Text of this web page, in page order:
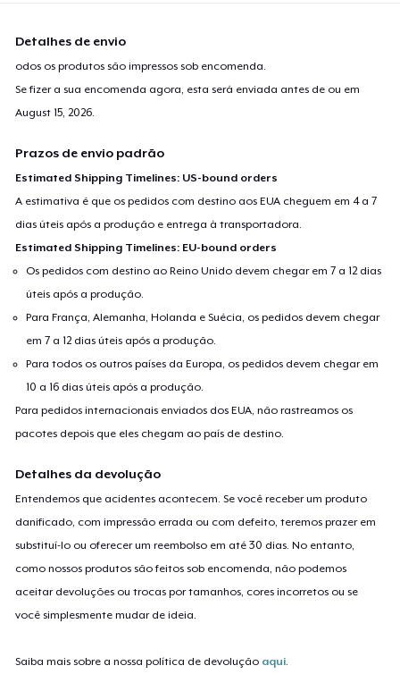
Detalhes de envio
odos os produtos são impressos sob encomenda.
Se fizer a sua encomenda agora, esta será enviada antes de ou em
August 15, 2026
Prazos de envio padrão
Estimated Shipping Timelines: US-bound orders
A estimativa é que os pedidos com destino aos EUA cheguem em 4 a 7
dias úteis após a produção e entrega à transportadora.
Estimated Shipping Timelines: EU-bound orders
Os pedidos com destino ao Reino Unido devem chegar em 7 a 12 dias
úteis após a produção.
Para França, Alemanha, Holanda e Suécia, os pedidos devem chegar
em 7 a 12 dias úteis após a produção.
Para todos os outros países da Europa, os pedidos devem chegar em
10 a 16 dias úteis após a produção.
Para pedidos internacionais enviados dos EUA, não rastreamos os
pacotes depois que eles chegam ao país de destino.
Detalhes da devolução
Entendemos que acidentes acontecem. Se você receber um produto
danificado, com impressão errada ou com defeito, teremos prazer em
substituí-lo ou oferecer um reembolso em até 30 dias. No entanto,
como nossos produtos são feitos sob encomenda, não podemos
aceitar devoluções ou trocas por tamanhos, cores incorretos ou se
você simplesmente mudar de ideia.
Saiba mais sobre a nossa política de devolução aqui